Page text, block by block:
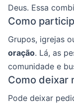
Deus. Essa
Como
Grupos, igrejas
oração. Lá, as
comunidade e
Como deixar
Pode deixar